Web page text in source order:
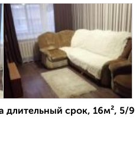
длительный срок, 16м², 5/9